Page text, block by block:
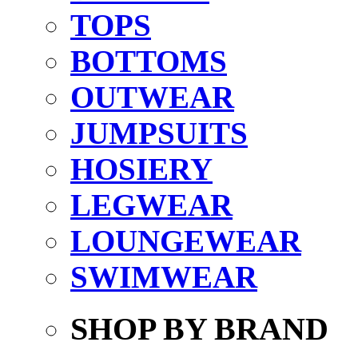
TOPS
BOTTOMS
OUTWEAR
JUMPSUITS
HOSIERY
LEGWEAR
LOUNGEWEAR
SWIMWEAR
SHOP BY BRAND